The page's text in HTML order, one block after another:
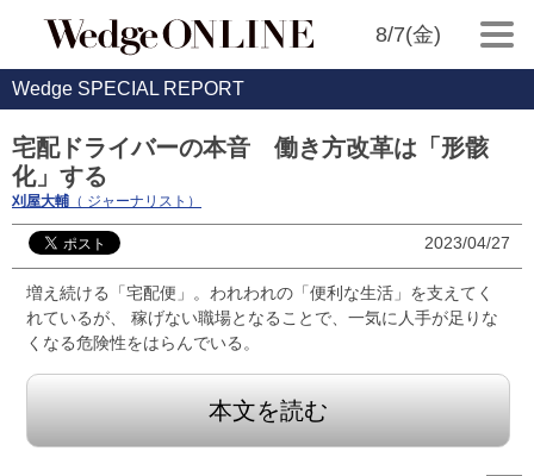
8/7(金)
Wedge SPECIAL REPORT
宅配ドライバーの本音 働き方改革は「形骸
化」する
刈屋大輔 （ ジャーナリスト）
2023/04/27
増え続ける「宅配便」。われわれの「便利な生活」を支えてく
れているが、 稼げない職場となることで、一気に人手が足りな
くなる危険性をはらんでいる。
本文を読む